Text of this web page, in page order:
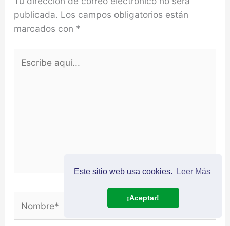
Este sitio web usa cookies. Leer Más
¡Aceptar!
publicada. Los campos obligatorios están
marcados con *
aquí...